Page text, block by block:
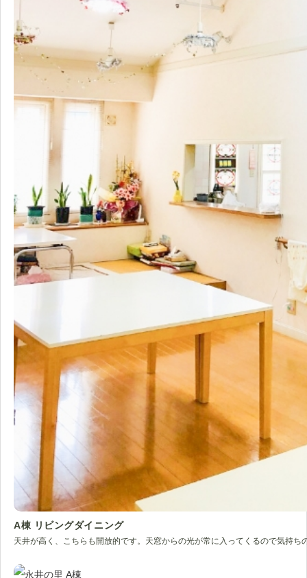
A棟 リビングダイニング
天井が高く、こちらも開放的です。天窓からの光が常に入ってくるので気持